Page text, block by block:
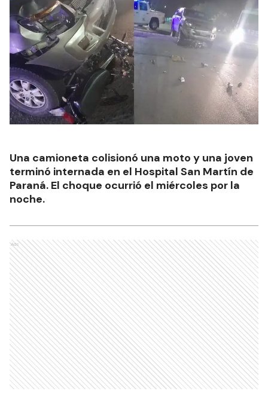
Una camioneta colisionó una moto y una joven
terminó internada en el Hospital San Martín de
Paraná. El choque ocurrió el miércoles por la
noche.
Ads